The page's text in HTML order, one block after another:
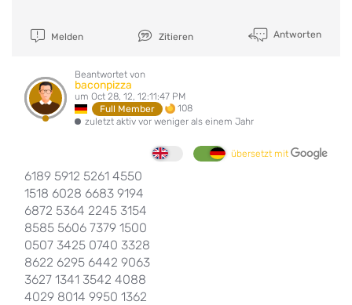
Melden Zitieren Antworten
Beantwortet von
baconpizza
um Oct 28, 12, 12:11:47 PM
Full Member
108
zuletzt aktiv vor weniger als einem Jahr
übersetzt mit
6189 5912 5261 4550
1518 6028 6683 9194
6872 5364 2245 3154
8585 5606 7379 1500
0507 3425 0740 3328
8622 6295 6442 9063
3627 1341 3542 4088
4029 8014 9950 1362